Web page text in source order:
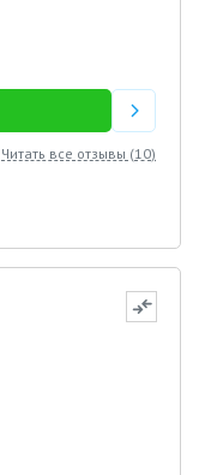
Читать все отзывы (10)